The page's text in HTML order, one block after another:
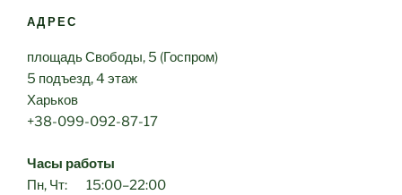
АДРЕС
площадь Свободы, 5 (Госпром)
5 подъезд, 4 этаж
Харьков
+38-099-092-87-17
Часы работы
Пн, Чт: 15:00–22:00